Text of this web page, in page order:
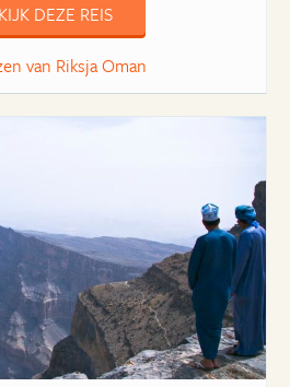
DEZE REIS
van Riksja Oman